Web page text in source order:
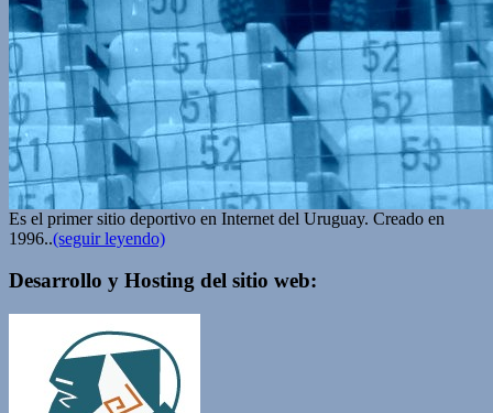
Es el primer sitio deportivo en Internet del Uruguay. Creado en
1996..(seguir leyendo)
Desarrollo y Hosting del sitio web: